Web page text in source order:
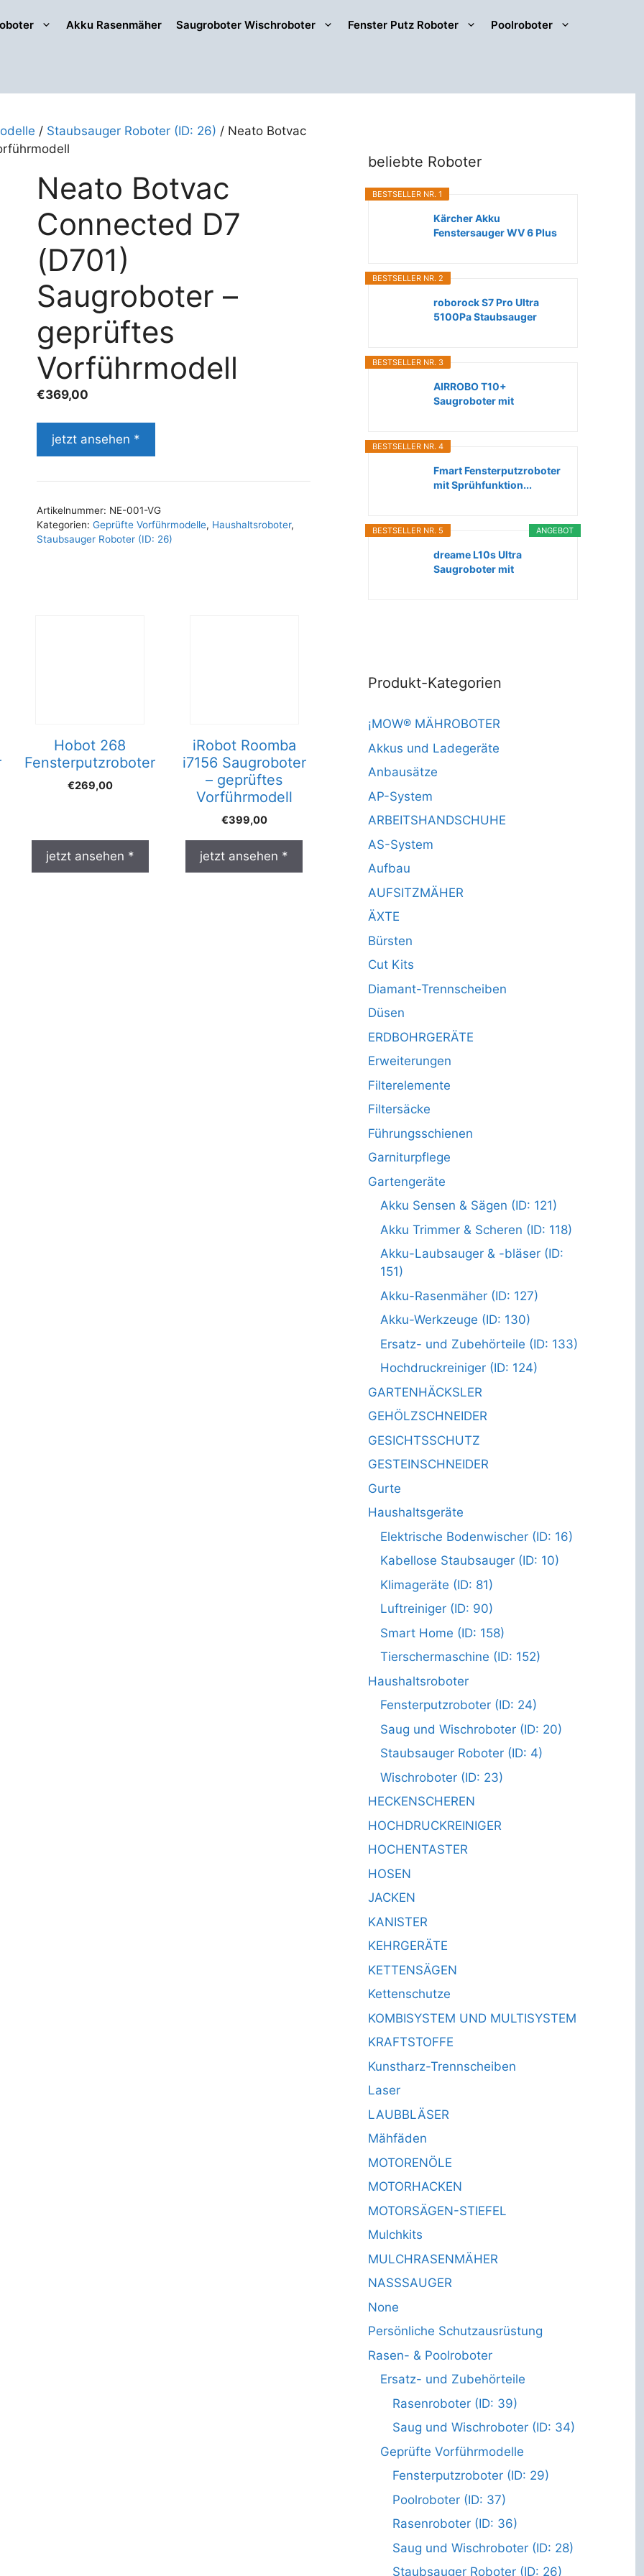
Akku Rasenmäher Saugroboter Wischroboter Fenster Putz Roboter Poolroboter
/ Staubsauger Roboter (ID: 26) / Neato Botvac
Neato Botvac
Connected D7
(D701)
Saugroboter –
geprüftes
Vorführmodell
€369,00
jetzt ansehen *
Artikelnummer: NE-001-VG
Kategorien:Geprüfte Vorführmodelle, Haushaltsroboter,
Staubsauger Roboter (ID: 26)
Hobot 268
Fensterputzroboter
€269,00
jetzt ansehen *
iRobot Roomba
i7156 Saugroboter
– geprüftes
Vorführmodell
€399,00
jetzt ansehen *
beliebte Roboter
BESTSELLER NR. 1
Kärcher Akku
Fenstersauger WV 6 Plus
BESTSELLER NR. 2
roborock S7 Pro Ultra
5100Pa Staubsauger
BESTSELLER NR. 3
AIRROBO T10+
Saugroboter mit
BESTSELLER NR. 4
Fmart Fensterputzroboter
mit Sprühfunktion...
ANGEBOT
BESTSELLER NR. 5
dreame L10s Ultra
Saugroboter mit
Produkt-Kategorien
¡MOW® MÄHROBOTER
Akkus und Ladegeräte
Anbausätze
AP-System
ARBEITSHANDSCHUHE
AS-System
Aufbau
AUFSITZMÄHER
ÄXTE
Bürsten
Cut Kits
Diamant-Trennscheiben
Düsen
ERDBOHRGERÄTE
Erweiterungen
Filterelemente
Filtersäcke
Führungsschienen
Garniturpflege
Gartengeräte
Akku Sensen & Sägen (ID: 121)
Akku Trimmer & Scheren (ID: 118)
Akku-Laubsauger & -bläser (ID:
151)
Akku-Rasenmäher (ID: 127)
Akku-Werkzeuge (ID: 130)
Ersatz- und Zubehörteile (ID: 133)
Hochdruckreiniger (ID: 124)
GARTENHÄCKSLER
GEHÖLZSCHNEIDER
GESICHTSSCHUTZ
GESTEINSCHNEIDER
Gurte
Haushaltsgeräte
Elektrische Bodenwischer (ID: 16)
Kabellose Staubsauger (ID: 10)
Klimageräte (ID: 81)
Luftreiniger (ID: 90)
Smart Home (ID: 158)
Tierschermaschine (ID: 152)
Haushaltsroboter
Fensterputzroboter (ID: 24)
Saug und Wischroboter (ID: 20)
Staubsauger Roboter (ID: 4)
Wischroboter (ID: 23)
HECKENSCHEREN
HOCHDRUCKREINIGER
HOCHENTASTER
HOSEN
JACKEN
KANISTER
KEHRGERÄTE
KETTENSÄGEN
Kettenschutze
KOMBISYSTEM UND MULTISYSTEM
KRAFTSTOFFE
Kunstharz-Trennscheiben
Laser
LAUBBLÄSER
Mähfäden
MOTORENÖLE
MOTORHACKEN
MOTORSÄGEN-STIEFEL
Mulchkits
MULCHRASENMÄHER
NASSSAUGER
None
Persönliche Schutzausrüstung
Rasen- & Poolroboter
Ersatz- und Zubehörteile
Rasenroboter (ID: 39)
Saug und Wischroboter (ID: 34)
Geprüfte Vorführmodelle
Fensterputzroboter (ID: 29)
Poolroboter (ID: 37)
Rasenroboter (ID: 36)
Saug und Wischroboter (ID: 28)
Staubsauger Roboter (ID: 26)